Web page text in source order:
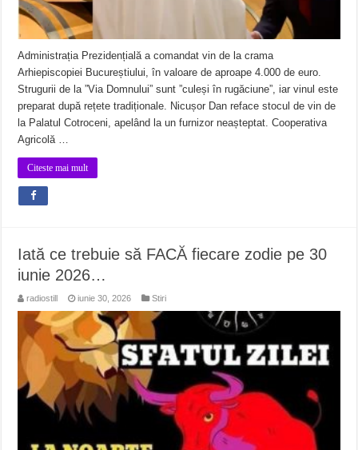
Administrația Prezidențială a comandat vin de la crama
Arhiepiscopiei Bucureștiului, în valoare de aproape 4.000 de euro.
Strugurii de la ”Via Domnului” sunt ”culeși în rugăciune”, iar vinul este
preparat după rețete tradiționale. Nicușor Dan reface stocul de vin de
la Palatul Cotroceni, apelând la un furnizor neașteptat. Cooperativa
Agricolă …
Citeste mai mult
Iată ce trebuie să FACĂ fiecare zodie pe 30
iunie 2026…
radiostill iunie 30, 2026 Stiri